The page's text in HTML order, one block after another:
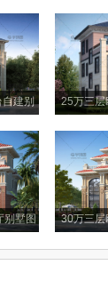
自建别
25万三层
别墅图
30万三层